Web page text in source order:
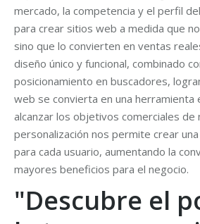
mercado, la competencia y el perfil
para crear sitios web a medida que
sino que lo convierten en ventas
diseño único y funcional, combinado
posicionamiento en buscadores,
web se convierta en una herramienta
alcanzar los objetivos comerciales de
personalización nos permite crear
para cada usuario, aumentando la
mayores beneficios para el negocio.
"Descubre el